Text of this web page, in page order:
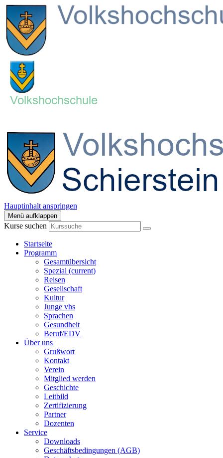
Hauptinhalt anspringen
Menü aufklappen
Kurse suchen
Startseite
Programm
Gesamtübersicht
Spezial (current)
Reisen
Gesellschaft
Kultur
Junge vhs
Sprachen
Gesundheit
Beruf/EDV
Über uns
Grußwort
Kontakt
Verein
Mitglied werden
Geschichte
Leitbild
Zertifizierung
Partner
Dozenten
Service
Downloads
Geschäftsbedingungen (AGB)